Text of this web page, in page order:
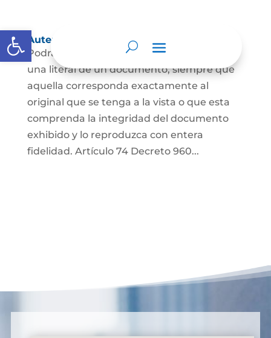
Abrir barra de herramientas
Autenticación de Copias
Podrá autenticarse una copia mecánica o
una literal de un documento, siempre que
aquella corresponda exactamente al
original que se tenga a la vista o que esta
comprenda la integridad del documento
exhibido y lo reproduzca con entera
fidelidad. Artículo 74 Decreto 960...